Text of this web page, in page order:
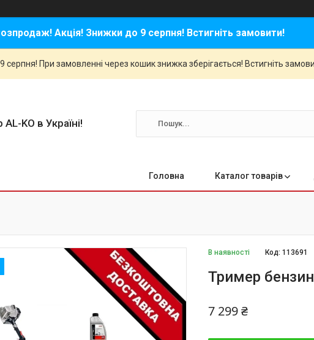
Акція! Знижки до 9 серпня! Встигніть замовити!
При замовленні через кошик знижка зберігається! Встигніть
KO в Україні!
Головна Каталог товарів
В наявності Код:113691
Тример
7 299 ₴